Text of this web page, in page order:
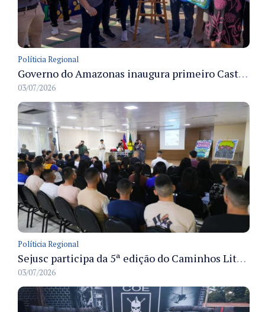
Políticia Regional
Governo do Amazonas inaugura primeiro Castramóvel Fluvial para atendimento veterinário às comunidades ribeirinhas e castração gratuita
03/07/2026
Políticia Regional
Sejusc participa da 5ª edição do Caminhos Literários com foco na cultura hip-hop nas unidades socioeducativas
03/07/2026